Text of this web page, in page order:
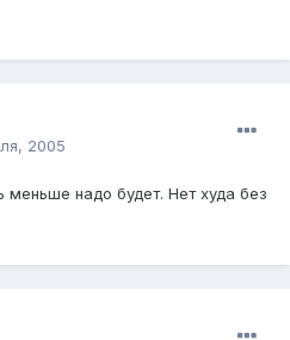
2005
меньше надо будет. Нет худа без